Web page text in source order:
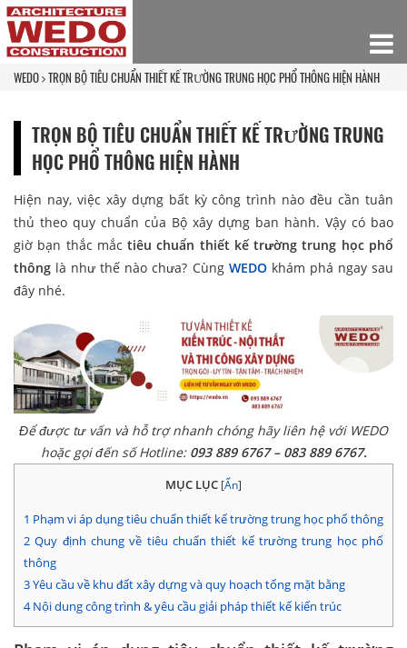
WEDO TRỌN BỘ TIÊU CHUẨN THIẾT KẾ TRƯỜNG TRUNG HỌC PHỔ THÔNG HIỆN HÀNH
TRỌN BỘ TIÊU CHUẨN THIẾT KẾ TRƯỜNG TRUNG
HỌC PHỔ THÔNG HIỆN HÀNH
Hiện nay, việc xây dựng bất kỳ công trình nào đều cần tuân
thủ theo quy chuẩn của Bộ xây dựng ban hành. Vậy có bao
giờ bạn thắc mắctiêu chuẩn thiết kế trường trung học phổ
thông là như thế nào chưa? Cùng WEDOkhám phá ngay sau
đây nhé.
Để được tư vấn và hỗ trợ nhanh chóng hãy liên hệ với WEDO
hoặc gọi đến số Hotline: 093 889 6767 – 083 889 6767.
MỤC LỤC [Ẩn]
1 Phạm vi áp dụng tiêu chuẩn thiết kế trường trung học phổ thông
2 Quy định chung về tiêu chuẩn thiết kế trường trung học phổ
thông
3Yêu cầu về khu đất xây dựng và quy hoạch tổng mặt bằng
4Nội dung công trình & yêu cầu giải pháp thiết kế kiến trúc